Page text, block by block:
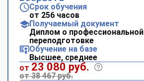
Срок обучения
от 256 часов
Получаемый документ
Диплом о профессиональной
переподготовке
Обучение на базе
Высшее, среднее
от 23 080 руб.
от 38 467 руб.